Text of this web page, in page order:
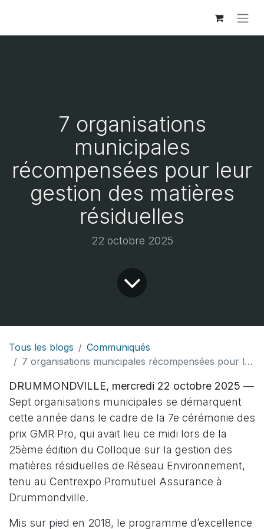
7 organisations
municipales
récompensées pour leur
gestion des matières
résiduelles
22 octobre 2025
Tous les blogs
Communiqués
7 organisations municipales récompensées pour leur gestion des matières résiduelles
DRUMMONDVILLE, mercredi 22 octobre 2025 —
Sept organisations municipales se démarquent
cette année dans le cadre de la 7e cérémonie des
prix GMR Pro, qui avait lieu ce midi lors de la
25ème édition du Colloque sur la gestion des
matières résiduelles de Réseau Environnement,
tenu au Centrexpo Promutuel Assurance à
Drummondville.
Mis sur pied en 2018, le programme d’excellence